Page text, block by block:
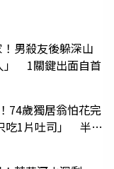
男殺友後躲深山
」 1關鍵出面自首
74歲獨居翁怕花完
吃1片吐司」 半年